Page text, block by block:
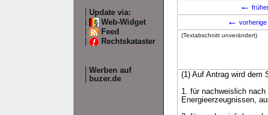
Update via:
Web-Widget
Feed
Rechtskataster
Werben auf
buzer.de
←
← vorherige
(Textabschnitt unverändert)
(1) Auf Antrag wird dem
1. für nachweislich
Energieerzeugnissen,